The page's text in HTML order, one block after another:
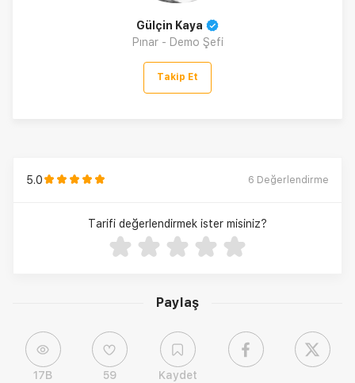
Paylaş
17B 59 Kaydet
Gülçin Kaya
Pınar - Demo Şefi
Takip Et
5.0 6 Değerlendirme
Tarifi değerlendirmek ister misiniz?